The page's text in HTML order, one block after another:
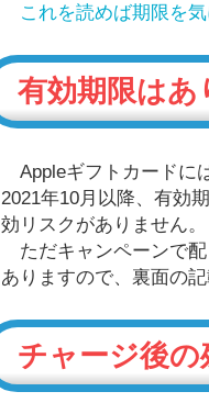
これを読めば期限を気
有効期限はあ
Appleギフトカードに
2021年10月以降、有効
効リスクがありません。
ただキャンペーンで配
ありますので、裏面の
チャージ後の